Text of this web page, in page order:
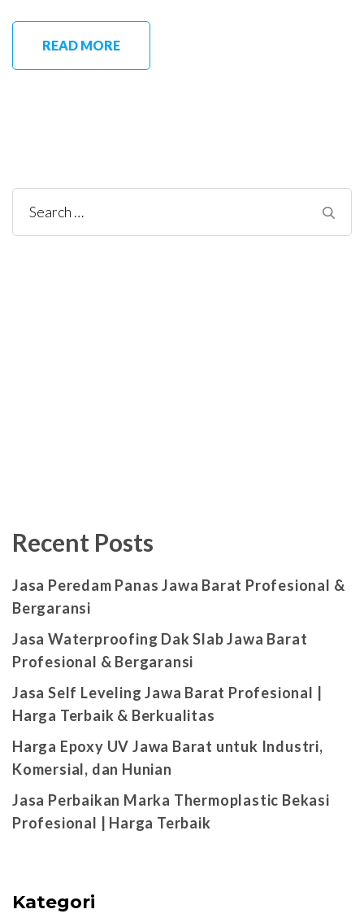
READ MORE
Search
for:
Recent Posts
Jasa Peredam Panas Jawa Barat Profesional &
Bergaransi
Jasa Waterproofing Dak Slab Jawa Barat
Profesional & Bergaransi
Jasa Self Leveling Jawa Barat Profesional |
Harga Terbaik & Berkualitas
Harga Epoxy UV Jawa Barat untuk Industri,
Komersial, dan Hunian
Jasa Perbaikan Marka Thermoplastic Bekasi
Profesional | Harga Terbaik
Kategori